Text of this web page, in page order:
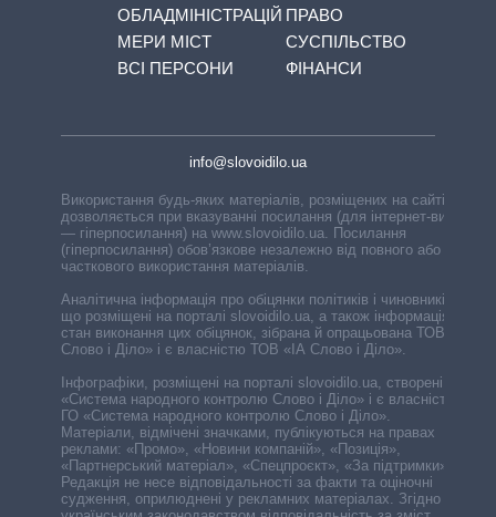
ОБЛАДМІНІСТРАЦІЙ
МЕРИ МІСТ
ВСІ ПЕРСОНИ
ПРАВО
СУСПІЛЬСТВО
ФІНАНСИ
info@slovoidilo.ua
Використання будь-яких матеріалів, розміщених на сайті,
дозволяється при вказуванні посилання (для інтернет-видань
— гіперпосилання) на www.slovoidilo.ua. Посилання
(гіперпосилання) обов’язкове незалежно від повного або
часткового використання матеріалів.
Аналітична інформація про обіцянки політиків і чиновників,
що розміщені на порталі slovoidilo.ua, а також інформація про
стан виконання цих обіцянок, зібрана й опрацьована ТОВ «ІА
Слово і Діло» і є власністю ТОВ «ІА Слово і Діло».
Інфографіки, розміщені на порталі slovoidilo.ua, створені ГО
«Система народного контролю Слово і Діло» і є власністю
ГО «Система народного контролю Слово і Діло».
Матеріали, відмічені значками, публікуються на правах
реклами: «Промо», «Новини компаній», «Позиція»,
«Партнерський матеріал», «Спецпроєкт», «За підтримки».
Редакція не несе відповідальності за факти та оціночні
судження, оприлюднені у рекламних матеріалах. Згідно з